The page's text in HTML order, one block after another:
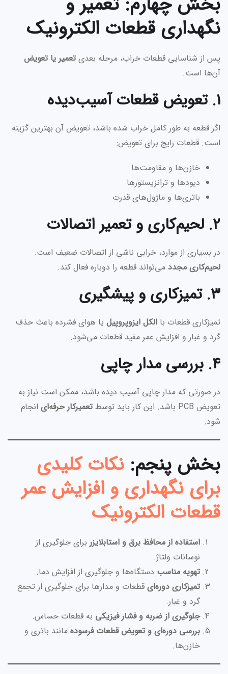
نگهداری قطعات الکترونیک
پس از شناسایی قطعات خراب، مرحله بعدی تعمیر یا تعویض
آن‌ها است.
۱. تعویض قطعات آسیب‌دیده
اگر قطعه به طور کامل خراب شده باشد، تعویض آن بهترین گزینه
است. قطعات رایج برای تعویض:
خازن‌ها و مقاومت‌ها
دیودها و ترانزیستورها
باتری‌ها و ماژول‌های قدرت
۲. لحیم‌کاری و تعمیر اتصالات
در بسیاری از موارد، خرابی ناشی از اتصالات ضعیف است.
لحیم‌کاری مجدد می‌تواند قطعه را دوباره فعال کند.
۳. تمیزکاری و پیشگیری
تمیزکاری قطعات با الکل ایزوپروپیل یا هوای فشرده باعث حذف
گرد و غبار و افزایش عمر مفید قطعات می‌شود.
۴. بررسی مدار چاپی
در صورتی که مدار چاپی آسیب دیده باشد، ممکن است نیاز به
تعویض PCB باشد. این کار باید توسط
تعمیرکار حرفه‌ای انجام
شود.
بخش پنجم: نکات کلیدی
برای نگهداری و افزایش عمر
قطعات الکترونیک
استفاده از محافظ برق و استابلایزر برای جلوگیری از
نوسانات ولتاژ.
تهویه مناسب دستگاه‌ها و جلوگیری از افزایش دما.
تمیزکاری دوره‌ای قطعات و مدارها برای جلوگیری از تجمع
گرد و غبار.
جلوگیری از ضربه و فشار فیزیکی به قطعات حساس.
بررسی دوره‌ای و تعویض قطعات فرسوده مانند باتری و
خازن‌ها.